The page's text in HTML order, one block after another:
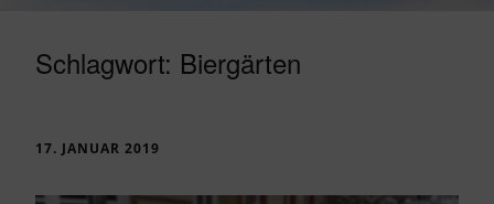
Schlagwort: Biergärten
17. JANUAR 2019